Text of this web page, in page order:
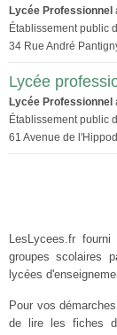
Lycée Professionnel
Établissement public
34 Rue André
Lycée
Lycée Professionnel
Établissement public
61 Avenue de
LesLycees.fr
groupes scolaires
lycées
Pour vos
de lire les fiches